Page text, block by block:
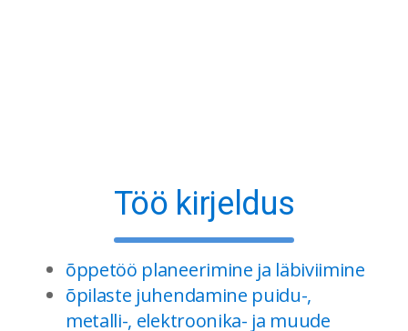
Töö kirjeldus
õppetöö planeerimine ja läbiviimine
õpilaste juhendamine puidu-,
metalli-, elektroonika- ja muude